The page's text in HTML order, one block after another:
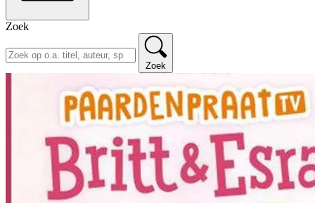
Zoek
Zoek